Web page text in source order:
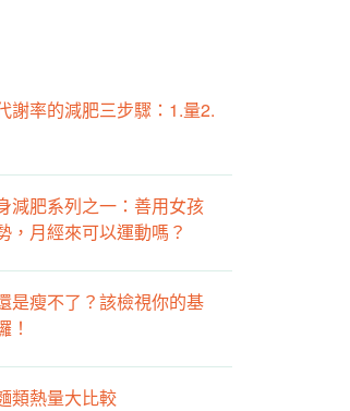
謝率的減肥三步驟：1.量2.
減肥系列之一：善用女孩
，月經來可以運動嗎？
是瘦不了？該檢視你的基
！
類熱量大比較